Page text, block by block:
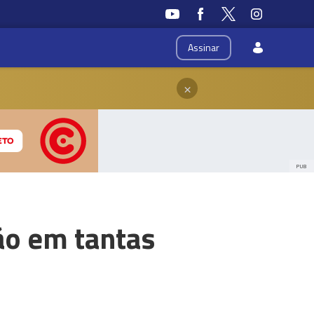
Assinar
×
PUB
em tantas